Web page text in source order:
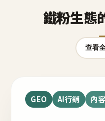
鐵粉生態
查看
GEO AI行銷 內